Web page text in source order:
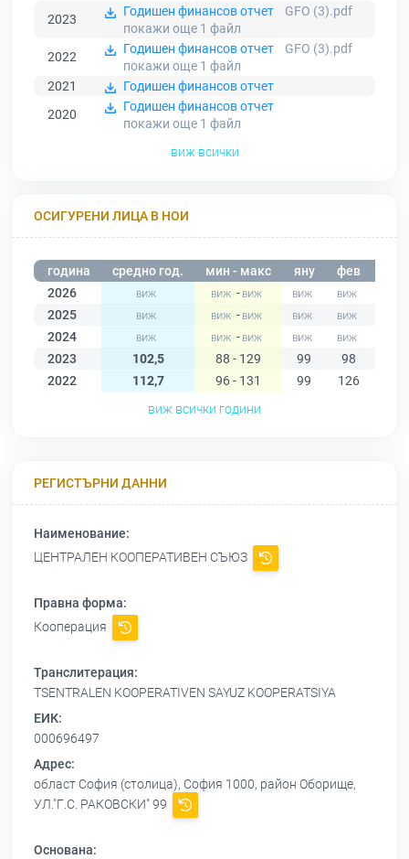
2023
Годишен финансов отчет
GFO (3).pdf
покажи още 1 файл
2022
Годишен финансов отчет
GFO (3).pdf
покажи още 1 файл
2021
Годишен финансов отчет
2020
Годишен финансов отчет
покажи още 1 файл
виж всички
ОСИГУРЕНИ ЛИЦА В НОИ
година средно год. мин - макс яну фев
2026
-
2025
-
2024
-
2023
102,5 88 - 129 99 98
2022
112,7 96 - 131 99 126
виж всички години
РЕГИСТЪРНИ ДАННИ
Наименование:
ЦЕНТРАЛЕН КООПЕРАТИВЕН СЪЮЗ
Правна форма:
Кооперация
Транслитерация:
TSENTRALEN KOOPERATIVEN SAYUZ KOOPERATSIYA
ЕИК:
000696497
Адрес:
област София (столица), София 1000, район Оборище,
УЛ."Г.С. РАКОВСКИ" 99
Основана: